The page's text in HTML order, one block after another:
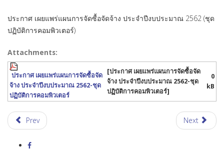
ประกาศ เผยแพร่แผนการจัดซื้อจัดจ้าง ประจำปีงบประมาณ 2562 (ชุด
ปฏิบัติการคอมพิวเตอร์)
Attachments:
ประกาศ เผยแพร่แผนการจัดซื้อจัด
จ้าง ประจำปีงบประมาณ 2562-ชุด
ปฏิบัติการคอมพิวเตอร์
[ประกาศ เผยแพร่แผนการจัดซื้อจัด
จ้าง ประจำปีงบประมาณ 2562-ชุด
ปฏิบัติการคอมพิวเตอร์]
0
kB
Prev Next